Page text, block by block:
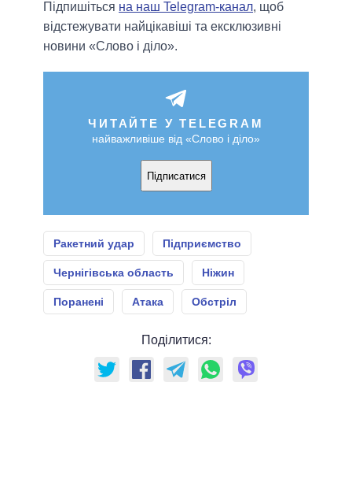
Підпишіться на наш Telegram-канал, щоб
відстежувати найцікавіші та ексклюзивні
новини «Слово і діло».
ЧИТАЙТЕ У TELEGRAM
найважливіше від «Слово і діло»
Підписатися
Ракетний удар Підприємство
Чернігівська область Ніжин
Поранені Атака Обстріл
Поділитися: